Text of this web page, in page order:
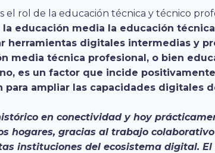
el rol de la educación técnica y técnico
educación media la educación
herramientas digitales intermedias y
media técnica profesional, o bien
es un factor que incide
ampliar las capacidades digitales
en conectividad y hoy
hogares, gracias al trabajo
instituciones del ecosistema digital.